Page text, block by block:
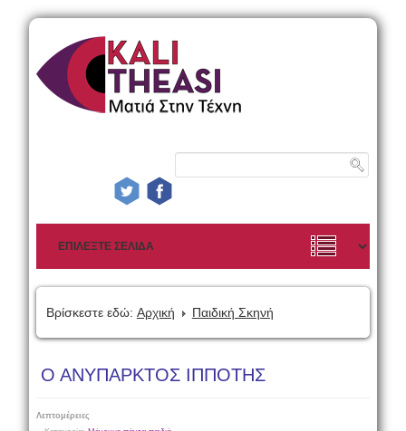
Βρίσκεστε εδώ: Αρχική Παιδική Σκηνή
Ο ΑΝΥΠΑΡΚΤΟΣ ΙΠΠΟΤΗΣ
Λεπτομέρειες